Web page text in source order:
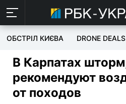
ОБСТРІЛ КИЄВА DRONE DEALS
В Карпатах
рекомендуют
от походов